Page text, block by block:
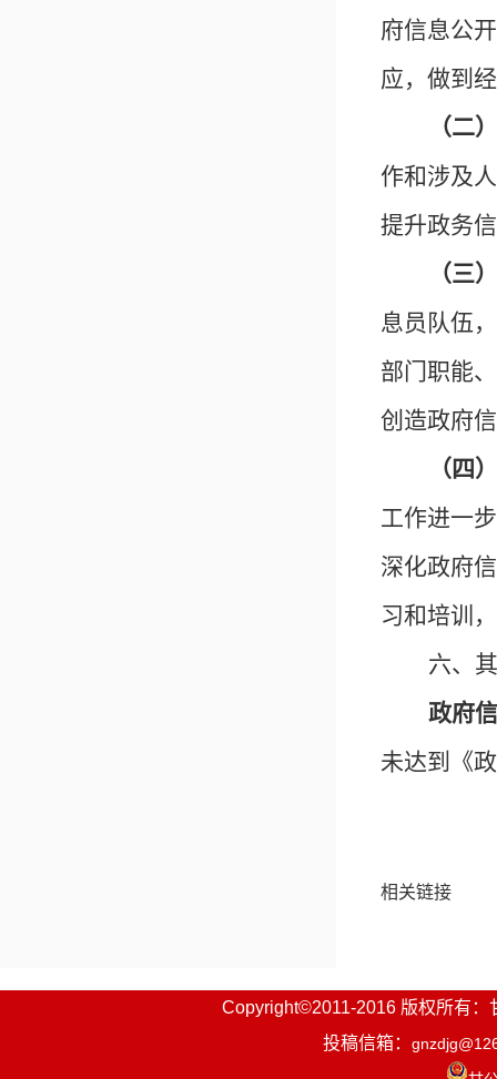
府信息公
应，做到
（二）
作和涉及
提升政务
（三）
息员队伍
部门职能
创造政府
（ 四）
工作进一
深化政府
习和培训
六、
政府
未达到
《
相关链接
Copyright©2011-2016 版权所有：
投稿信箱：